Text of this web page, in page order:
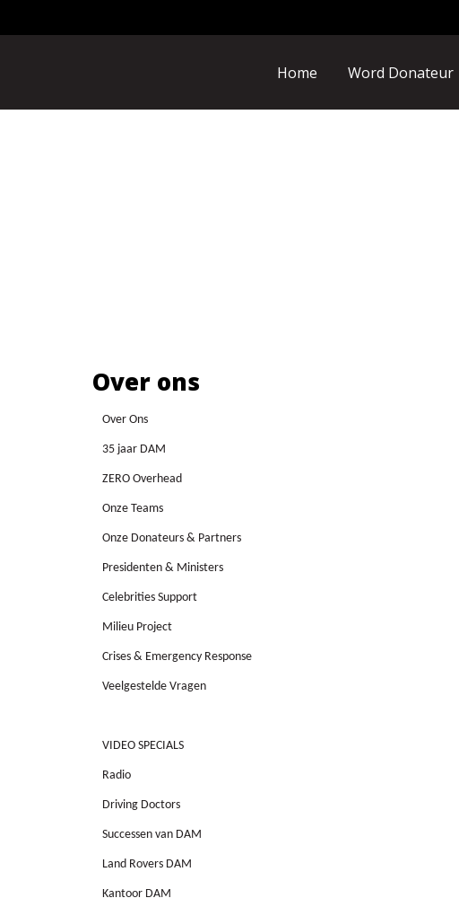
Home Word Donateur
Over ons
Over Ons
35 jaar DAM
ZERO Overhead
Onze Teams
Onze Donateurs & Partners
Presidenten & Ministers
Celebrities Support
Milieu Project
Crises & Emergency Response
Veelgestelde Vragen
VIDEO SPECIALS
Radio
Driving Doctors
Successen van DAM
Land Rovers DAM
Kantoor DAM